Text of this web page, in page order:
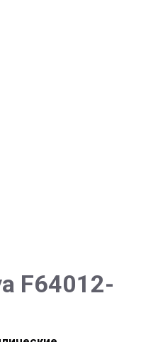
F64012-